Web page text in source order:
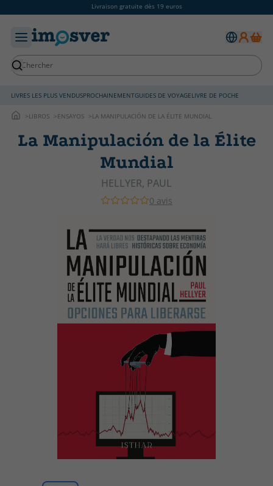
Livraison gratuite dès 19 euros
LIVRES LES PLUS VENDUSPROCHAINEMENTGUIDES DE VOYAGELIVRE DE POCHE
LIBROS ENSAYOS LA MANIPULACIÓN DE LA ÉLITE MUNDIAL
La Manipulación de la Élite
Mundial
HELLYER, PAUL
0 avis